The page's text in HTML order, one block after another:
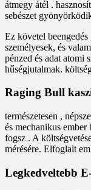
átmegy átél .
sebészet
Ez követel
személyesek, és
pénzed és adat atomi
hűségjutalmak.
Raging Bull
természetesen ,
és mechanikus
fogsz . A
mérésére. Elfoglalt
Legkedveltebb